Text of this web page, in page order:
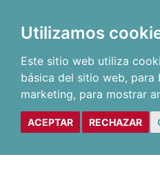
Utilizamos
Este sitio web utiliza
básica del sitio web, para
marketing, para mostrar
ACEPTAR RECHAZAR